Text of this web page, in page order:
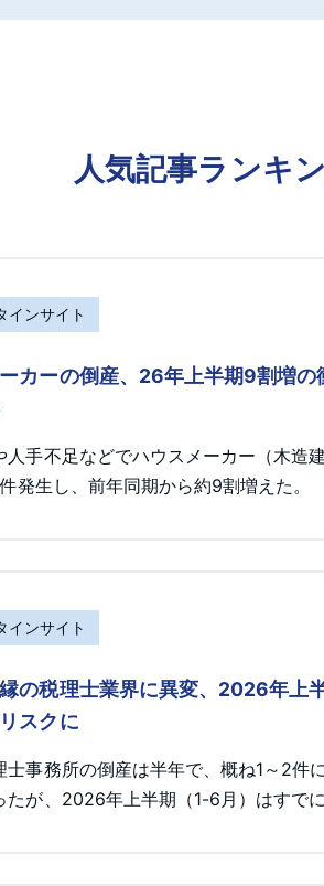
人気記事ランキ
インサイト
カーの倒産、26年上半期9割増
人手不足などでハウスメーカー（木
発生し、前年同期から約9割増えた。
インサイト
の税理士業界に異変、2026年
スクに
士事務所の倒産は半年で、概ね1～2件
たが、2026年上半期（1-6月）はすでに